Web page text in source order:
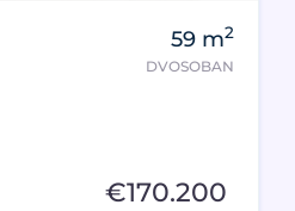
59 m2
DVOSOBAN
€170.200